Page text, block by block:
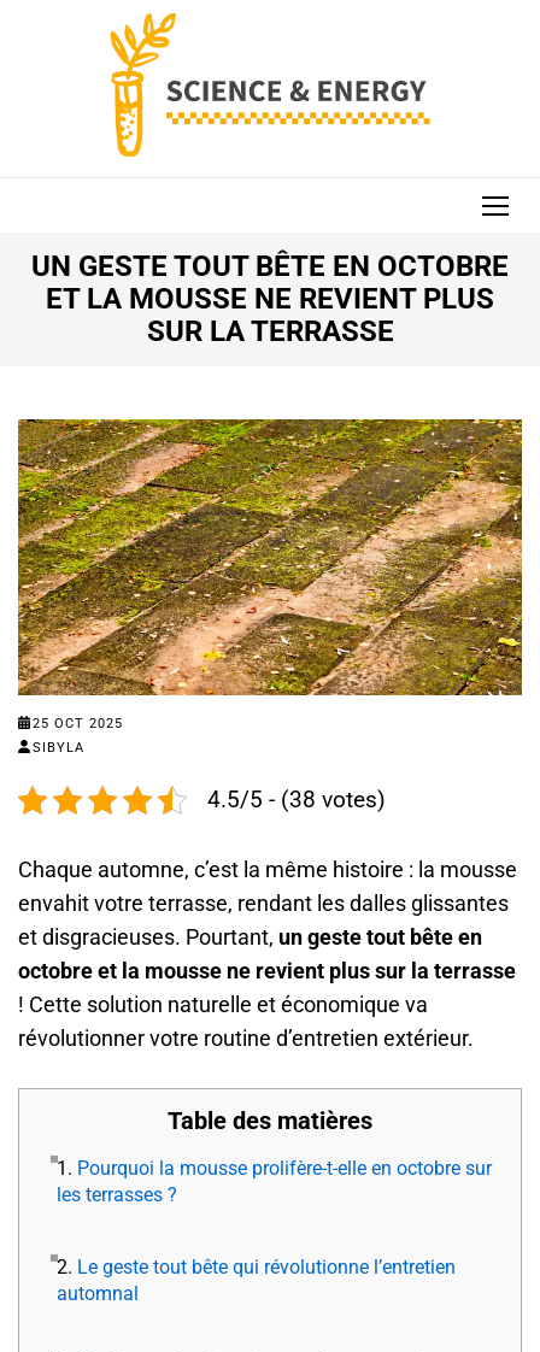
SCIENCE AND
UN GESTE TOUT BÊTE EN OCTOBRE
ET LA MOUSSE NE REVIENT PLUS
SUR LA TERRASSE
25 OCT 2025
SIBYLA
4.5/5 - (38 votes)
Chaque automne, c’est la même histoire : la mousse
envahit votre terrasse, rendant les dalles glissantes
et disgracieuses. Pourtant, un geste tout bête en
octobre et la mousse ne revient plus sur la terrasse
! Cette solution naturelle et économique va
révolutionner votre routine d’entretien extérieur.
Table des matières
1. Pourquoi la mousse prolifère-t-elle en octobre sur
les terrasses ?
2. Le geste tout bête qui révolutionne l’entretien
automnal